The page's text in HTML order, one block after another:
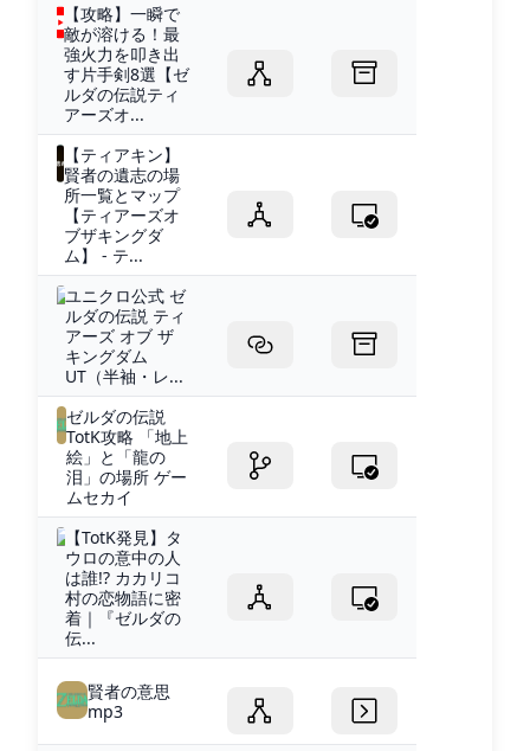
【攻略】一瞬で
敵が溶ける！最
強火力を叩き出
す片手剣8選【ゼ
ルダの伝説ティ
アーズオ...
【ティアキン】
賢者の遺志の場
所一覧とマップ
【ティアーズオ
ブザキングダ
ム】 - テ...
ユニクロ公式 ゼ
ルダの伝説 ティ
アーズ オブ ザ
キングダム
UT（半袖・レ...
ゼルダの伝説
TotK攻略 「地上
絵」と「龍の
泪」の場所 ゲー
ムセカイ
【TotK発見】タ
ウロの意中の人
は誰!? カカリコ
村の恋物語に密
着｜『ゼルダの
伝...
賢者の意思
mp3